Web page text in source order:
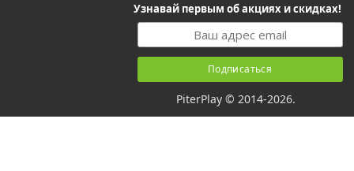
Узнавай первым об акциях и скидках!
PiterPlay © 2014-2026.